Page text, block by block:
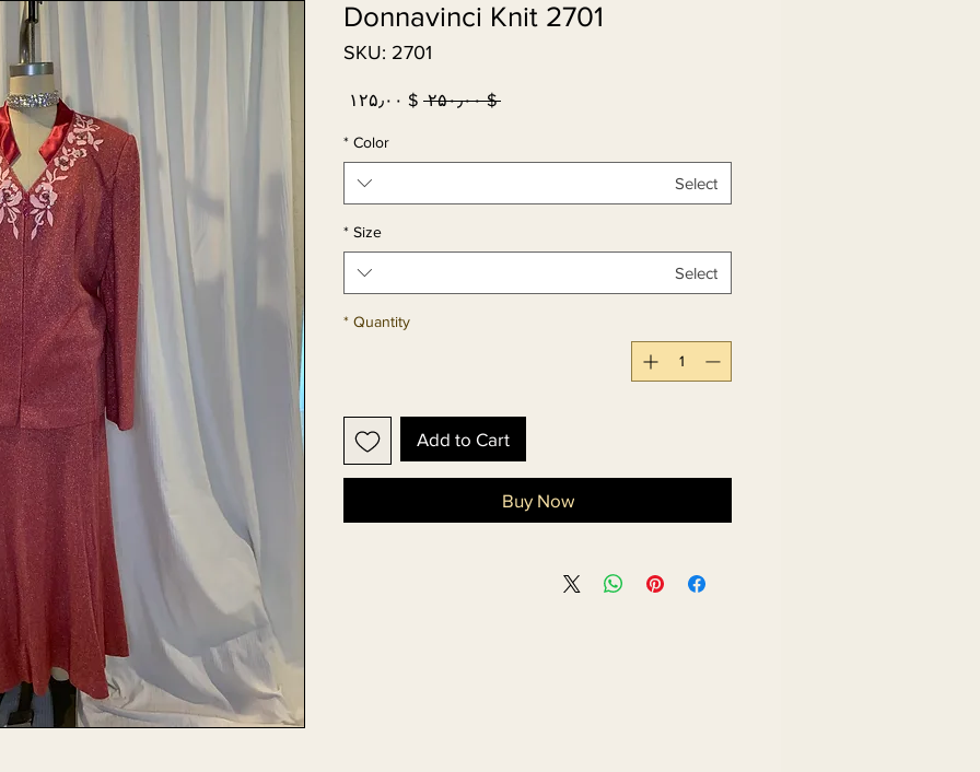
Donnavinci Knit 2701
SKU: 2701
$ ۲۵۰٫۰۰
Regular
$ ۱۲۵٫۰۰
Color
*
Select
Size
*
Select
Quantity
*
Add to Cart
Buy Now